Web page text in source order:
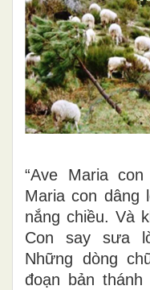
“Ave Maria
Maria con dâng
nắng chiều. Và
Con say sưa
Những dòng
đoạn bản thánh